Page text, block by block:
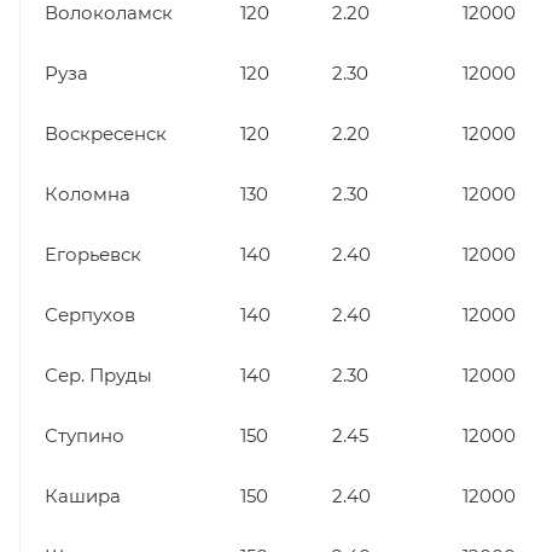
Волоколамск 120 2.20 12000
Руза 120 2.30 12000
Воскресенск 120 2.20 12000
Коломна 130 2.30 12000
Егорьевск 140 2.40 12000
Серпухов 140 2.40 12000
Сер. Пруды 140 2.30 12000
Ступино 150 2.45 12000
Кашира 150 2.40 12000